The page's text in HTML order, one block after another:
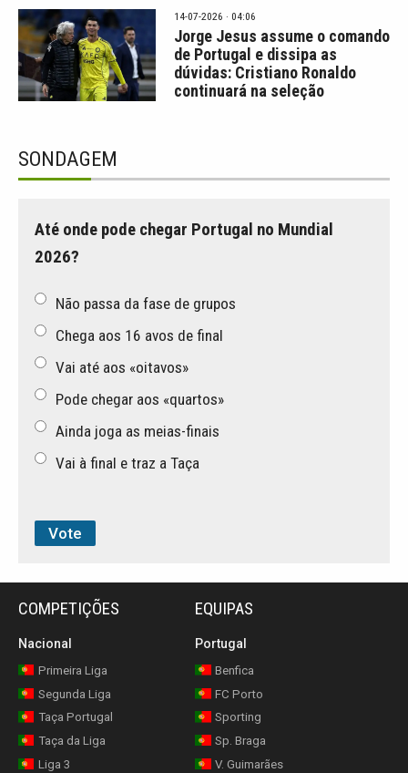
14-07-2026 · 04:06
Jorge Jesus assume o comando
de Portugal e dissipa as
dúvidas: Cristiano Ronaldo
continuará na seleção
SONDAGEM
Até onde pode chegar Portugal no Mundial
2026?
Não passa da fase de grupos
Chega aos 16 avos de final
Vai até aos «oitavos»
Pode chegar aos «quartos»
Ainda joga as meias-finais
Vai à final e traz a Taça
COMPETIÇÕES
Nacional
Primeira Liga
Segunda Liga
Taça Portugal
Taça da Liga
Liga 3
EQUIPAS
Portugal
Benfica
FC Porto
Sporting
Sp. Braga
V. Guimarães